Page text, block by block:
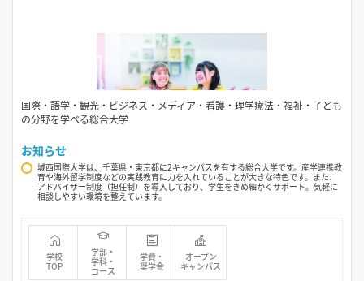
国際・語学・観光・ビジネス・メディア・看護・理学療法・福祉・子ども
の分野を学べる総合大学
お知らせ
城西国際大学は、千葉県・東京都に2キャンパスを有する総合大学です。産学連携教
育や海外留学制度などの実践教育に力を入れていることが大きな特色です。また、
アドバイザー制度（担任制）を導入しており、学生をきめ細かくサポート。気軽に
相談しやすい環境を整えています。
学校
TOP
学部・
学科・
コース
学費・
奨学金
オープン
キャンパス